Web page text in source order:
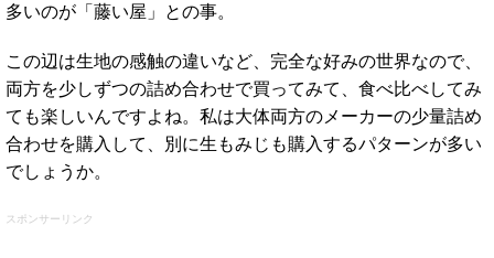
多いのが「藤い屋」との事。
この辺は生地の感触の違いなど、完全な好みの世界なので、
両方を少しずつの詰め合わせで買ってみて、食べ比べしてみ
ても楽しいんですよね。私は大体両方のメーカーの少量詰め
合わせを購入して、別に生もみじも購入するパターンが多い
でしょうか。
スポンサーリンク